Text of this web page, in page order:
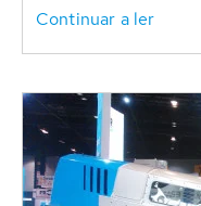
Continuar a ler